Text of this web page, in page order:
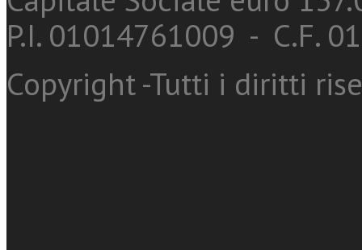
P.I. 01014761009 - C.F.
Copyright -Tutti i diritti